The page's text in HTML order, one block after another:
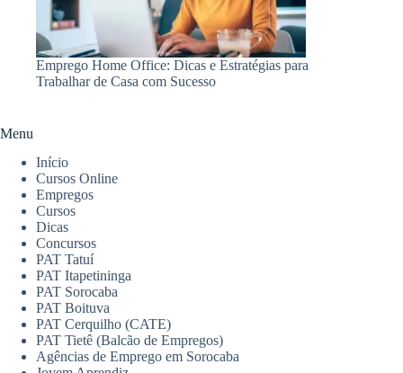
Emprego Home Office: Dicas e Estratégias para
Trabalhar de Casa com Sucesso
Menu
Início
Cursos Online
Empregos
Cursos
Dicas
Concursos
PAT Tatuí
PAT Itapetininga
PAT Sorocaba
PAT Boituva
PAT Cerquilho (CATE)
PAT Tietê (Balcão de Empregos)
Agências de Emprego em Sorocaba